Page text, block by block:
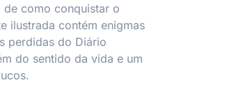
de como conquistar o
ilustrada contém enigmas
perdidas do Diário
do sentido da vida e um